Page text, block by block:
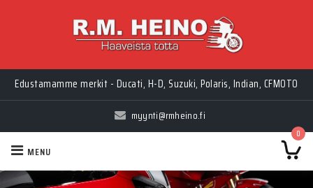
Edustamamme merkit - Ducati, H-D, Suzuki, Polaris, Indian, CFMOTO
myynti@rmheino.fi
0
MENU